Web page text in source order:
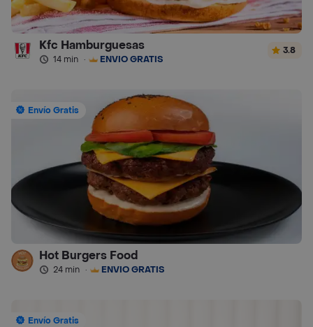
Kfc Hamburguesas
14 min · ENVÍO GRATIS
3.8
Envío Gratis
Hot Burgers Food
24 min · ENVÍO GRATIS
Envío Gratis